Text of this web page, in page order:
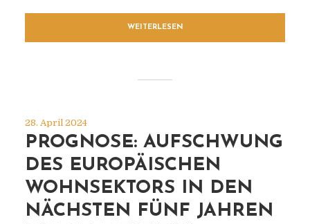
WEITERLESEN
28. April 2024
PROGNOSE: AUFSCHWUNG
DES EUROPÄISCHEN
WOHNSEKTORS IN DEN
NÄCHSTEN FÜNF JAHREN